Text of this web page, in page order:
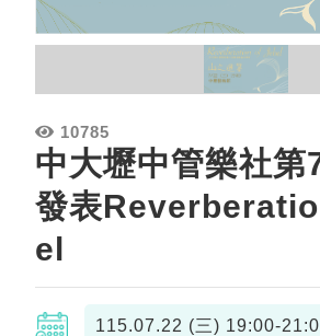
10785
中大壢中管樂社第
發表
el
115.07.22 (三) 19:00-